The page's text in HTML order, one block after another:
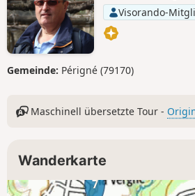
Visorando-
Gemeinde: Périgné (79170)
Maschinell übersetzte Tour -
Wanderkarte
7